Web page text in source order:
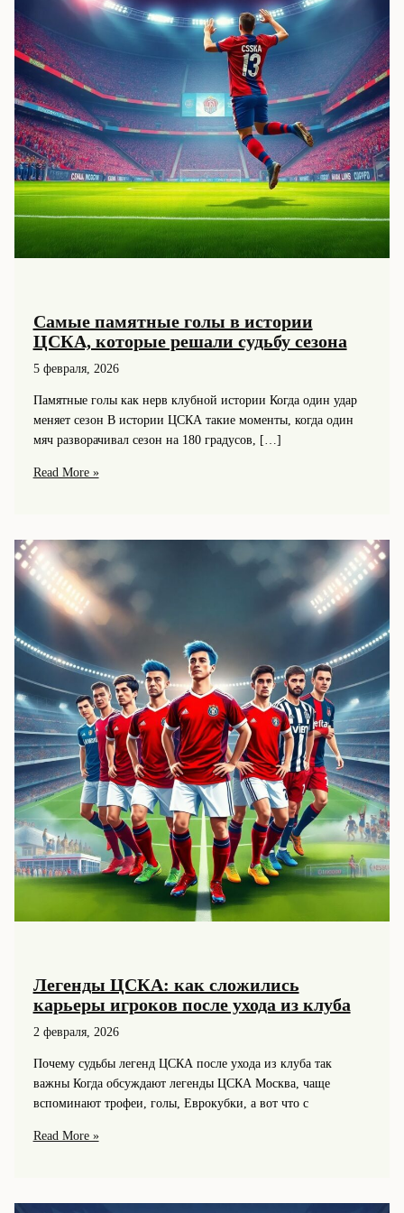
Самые памятные голы в истории
ЦСКА, которые решали судьбу сезона
5 февраля, 2026
Памятные голы как нерв клубной истории Когда один удар
меняет сезон В истории ЦСКА такие моменты, когда один
мяч разворачивал сезон на 180 градусов, […]
Самые
истории
ЦСКА,
которые
решали
судьбу
сезона
Read More »
Легенды ЦСКА: как сложились
карьеры игроков после ухода из клуба
2 февраля, 2026
Почему судьбы легенд ЦСКА после ухода из клуба так
важны Когда обсуждают легенды ЦСКА Москва, чаще
вспоминают трофеи, голы, Еврокубки, а вот что с
Легенды
Read More »